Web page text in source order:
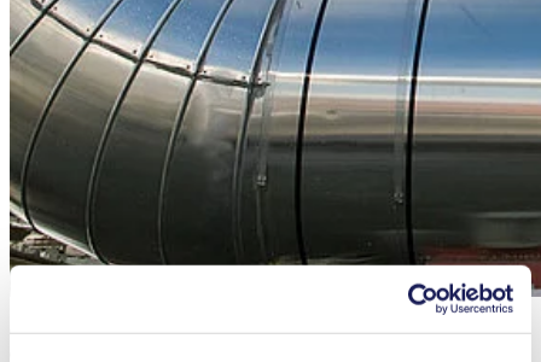
Como un espejismo en el desierto, la perspectiva de un futuro en el